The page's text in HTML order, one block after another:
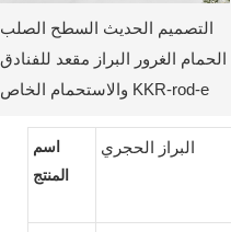
التصميم الحديث السطح الصلب
الحمام الغرور البراز مقعد للفنادق
والاستحمام الخاص KKR-rod-e
اسم
المنتج
البراز الحجري